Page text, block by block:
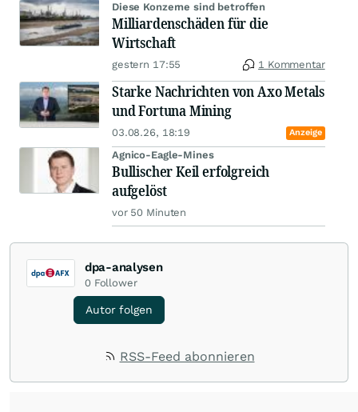
Diese Konzerne sind betroffen
Milliardenschäden für die
Wirtschaft
gestern 17:55 1 Kommentar
Starke Nachrichten von Axo Metals
und Fortuna Mining
03.08.26, 18:19 Anzeige
Agnico-Eagle-Mines
Bullischer Keil erfolgreich
aufgelöst
vor 50 Minuten
dpa-analysen
0 Follower
Autor folgen
RSS-Feed abonnieren